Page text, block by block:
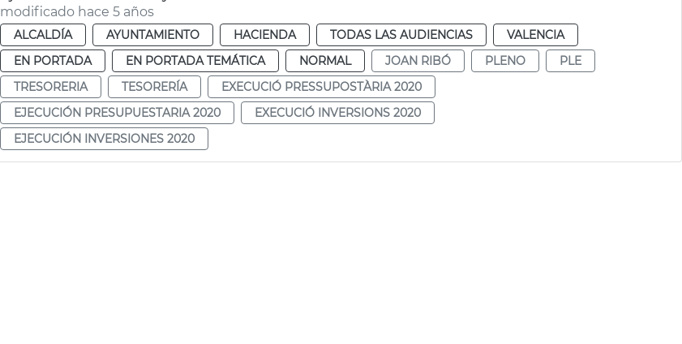
modificado hace 5 años
ALCALDÍA AYUNTAMIENTO HACIENDA TODAS LAS AUDIENCIAS
VALENCIA
EN PORTADA
EN PORTADA TEMÁTICA NORMAL JOAN RIBÓ PLENO
PLE
TRESORERIA
TESORERÍA
EXECUCIÓ PRESSUPOSTÀRIA 2020
EJECUCIÓN PRESUPUESTARIA 2020
EXECUCIÓ INVERSIONS 2020
EJECUCIÓN INVERSIONES 2020